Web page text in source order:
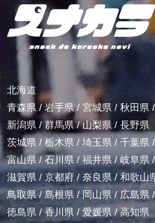
北海道
青森県 / 岩手県/ 宮城県 / 秋田県 /
新潟県 /群馬県/山梨県 / 長野県
茨城県 / 栃木県 / 埼玉県 / 千葉県 /
富山県 /石川県/福井県/岐阜県 /
滋賀県 / 京都府 / 奈良県 / 和歌山
鳥取県/ 島根県 /岡山県/ 広島県 /
徳島県 /香川県 / 愛媛県/高知県